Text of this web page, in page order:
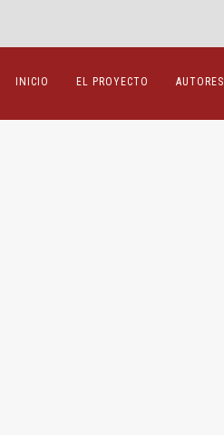
INICIO EL PROYECTO AUTORES